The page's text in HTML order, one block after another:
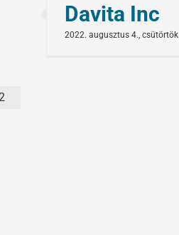
Davita Inc
2022. augusztus 4., csütörtök